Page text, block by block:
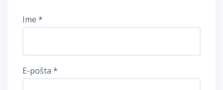
Ime *
E-pošta *